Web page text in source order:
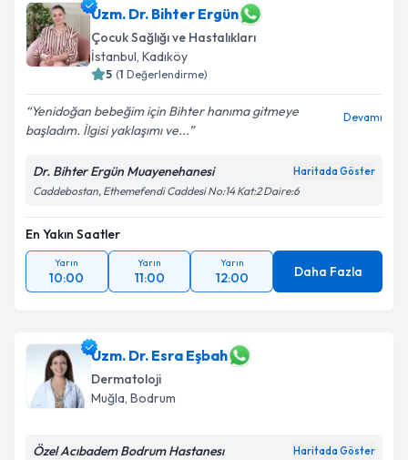
takvim hazırlandığında e-posta ile bilgilendireceğiz.
E-posta Adresiniz
Kişisel verilerimin işlenmesine ilişkin
kapsamda işlenmesini kabul ediyorum.
Uzm. Dr. Bihter Ergün
Çocuk Sağlığı ve Hastalıkları
İstanbul, Kadıköy
5 (1 Değerlendirme)
Yenidoğan bebeğim için Bihter hanıma gitmeye
başladım. İlgisi yaklaşımı ve...
Devamı
Dr. Bihter Ergün Muayenehanesi Haritada Göster
Caddebostan, Ethemefendi Caddesi No:14 Kat:2 Daire:6
En Yakın Saatler
Yarın
10:00
Yarın
11:00
Yarın
12:00 Daha Fazla
Uzm. Dr. Esra Eşbah
Dermatoloji
Muğla, Bodrum
Özel Acıbadem Bodrum Hastanesı Haritada Göster